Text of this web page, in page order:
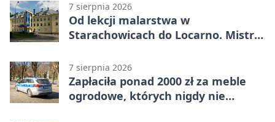
7 sierpnia 2026
Od lekcji malarstwa w
Starachowicach do Locarno. Mistrz
7 sierpnia 2026
Zapłaciła ponad 2000 zł za meble
ogrodowe, których nigdy nie